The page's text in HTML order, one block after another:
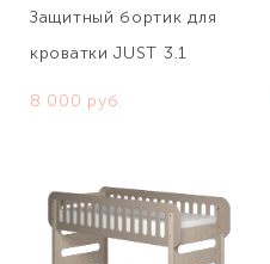
Защитный бортик для
кроватки JUST 3.1
8 000 pуб.